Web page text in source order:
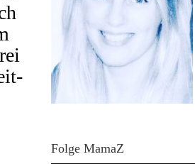
Folge MamaZ